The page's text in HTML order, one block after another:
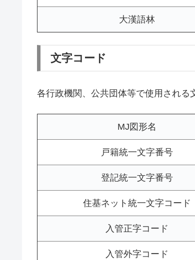
大漢語林
文字コード
各行政機関、公共団体等で使用される
MJ図形名
戸籍統一文字番号
登記統一文字番号
住基ネット統一文字コード
入管正字コード
入管外字コード